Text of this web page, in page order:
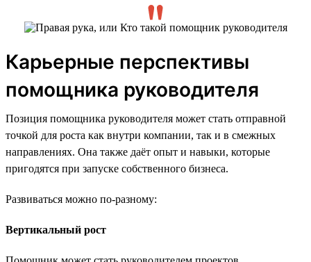
Карьерные перспективы
помощника руководителя
Позиция помощника руководителя может стать отправной
точкой для роста как внутри компании, так и в смежных
направлениях. Она также даёт опыт и навыки, которые
пригодятся при запуске собственного бизнеса.
Развиваться можно по-разному:
Вертикальный рост